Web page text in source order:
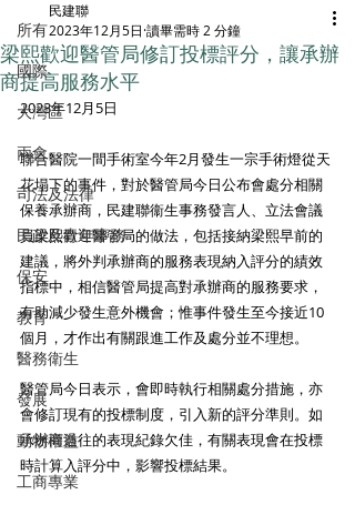
所有
國際
大灣區
兩會
司法及法律
民政及青年事務
保安
教育
醫務衛生
發展
動物權益
工商專業
梁熙歡迎醫管局修訂投標評分，讓承辦
商提高服務水平
民建聯
2023年12月5日 讀畢需時 2 分鐘
2023年12月5日
聯合醫院一間手術室今年2月發生一宗手術燈從天
花塌下的事件，對於醫管局今日公布會處分相關
保養承辦商，民建聯衞生事務發言人、立法會議
員梁熙歡迎醫管局的做法，包括接納梁熙早前的
建議，將外判承辦商的服務表現納入評分的績效
指標中，相信醫管局提高對承辦商的服務要求，
有助減少發生意外機會；惟事件發生至今接近10
個月，才作出有關跟進工作及處分並不理想。
醫管局今日表示，會即時執行相關處分措施，亦
會修訂現有的投標制度，引入新的評分準則。如
承辦商過往的表現紀錄欠佳，有關表現會在投標
時計算入評分中，影響投標結果。